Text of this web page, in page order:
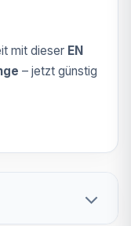
mit dieser EN
– jetzt günstig